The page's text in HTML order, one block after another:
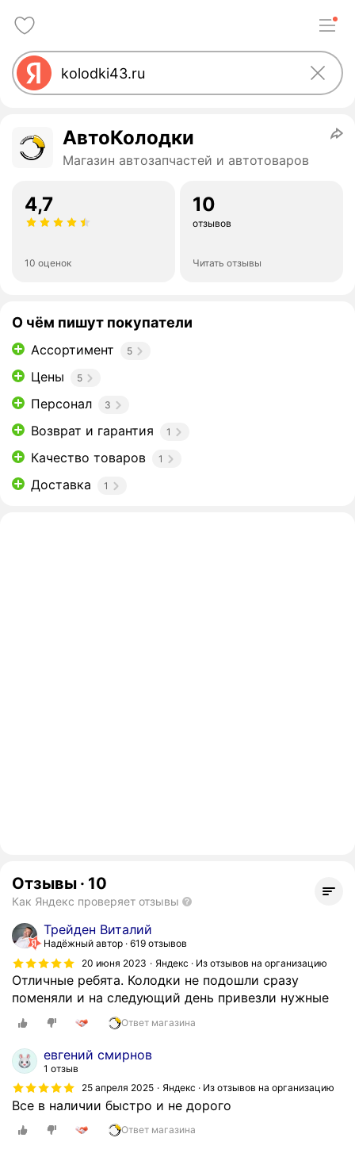
АвтоКолодки
Магазин автозапчастей и автотоваров
4,7
10 оценок
10
отзывов
Читать отзывы
О чём пишут покупатели
Ассортимент 5
Цены 5
Персонал 3
Возврат и гарантия 1
Качество товаров 1
Доставка 1
Отзывы · 10
Как Яндекс проверяет отзывы
Трейден Виталий
Надёжный автор 619 отзывов
20 июня 2023
Яндекс · Из отзывов на организацию
Отличные ребята. Колодки не подошли сразу
поменяли и на следующий день привезли нужные
Ответ магазина
евгений смирнов
1 отзыв
25 апреля 2025
Яндекс · Из отзывов на организацию
Все в наличии быстро и не дорого
Ответ магазина